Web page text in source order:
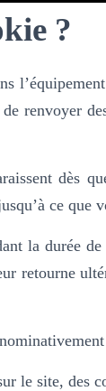
?
renvoyer
dès
ce
la durée
retourne
le site, des